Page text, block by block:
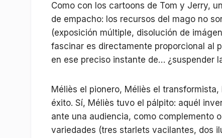
Como con los cartoons de Tom y Jerry,
de empacho: los recursos del mago no
(exposición múltiple, disolución de
fascinar es directamente proporcional al
en ese preciso instante de… ¿suspender
Méliès el pionero, Méliès el
éxito. Sí, Méliès tuvo el pálpito: aquél
ante una audiencia, como complemento
variedades (tres starlets vacilantes, dos